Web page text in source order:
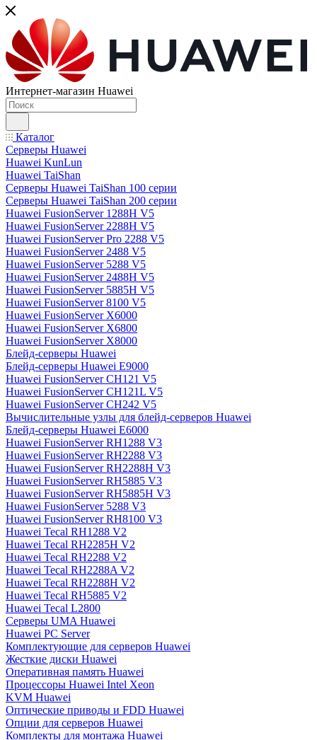
Интернет-магазин Huawei
Каталог
Серверы Huawei
Huawei KunLun
Huawei TaiShan
Серверы Huawei TaiShan 100 серии
Серверы Huawei TaiShan 200 серии
Huawei FusionServer 1288H V5
Huawei FusionServer 2288H V5
Huawei FusionServer Pro 2288 V5
Huawei FusionServer 2488 V5
Huawei FusionServer 5288 V5
Huawei FusionServer 2488H V5
Huawei FusionServer 5885H V5
Huawei FusionServer 8100 V5
Huawei FusionServer X6000
Huawei FusionServer X6800
Huawei FusionServer X8000
Блейд-серверы Huawei
Блейд-серверы Huawei E9000
Huawei FusionServer CH121 V5
Huawei FusionServer CH121L V5
Huawei FusionServer CH242 V5
Вычислительные узлы для блейд-серверов Huawei
Блейд-серверы Huawei E6000
Huawei FusionServer RH1288 V3
Huawei FusionServer RH2288 V3
Huawei FusionServer RH2288H V3
Huawei FusionServer RH5885 V3
Huawei FusionServer RH5885H V3
Huawei FusionServer 5288 V3
Huawei FusionServer RH8100 V3
Huawei Tecal RH1288 V2
Huawei Tecal RH2285H V2
Huawei Tecal RH2288 V2
Huawei Tecal RH2288A V2
Huawei Tecal RH2288H V2
Huawei Tecal RH5885 V2
Huawei Tecal L2800
Серверы UMA Huawei
Huawei PC Server
Комплектующие для серверов Huawei
Жесткие диски Huawei
Оперативная память Huawei
Процессоры Huawei Intel Xeon
KVM Huawei
Оптические приводы и FDD Huawei
Опции для серверов Huawei
Комплекты для монтажа Huawei